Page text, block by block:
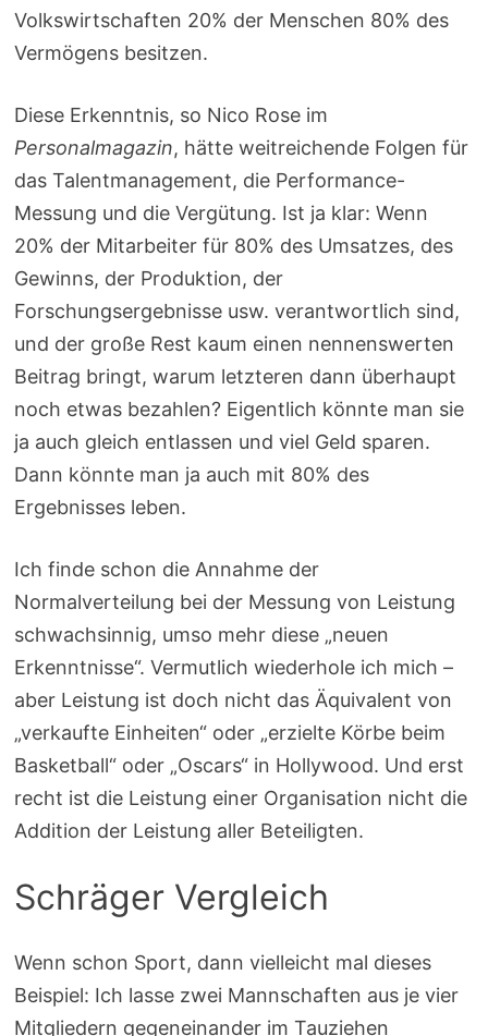
Volkswirtschaften 20% der Menschen 80% des
Vermögens besitzen.
Diese Erkenntnis, so Nico Rose im
Personalmagazin, hätte weitreichende Folgen für
das Talentmanagement, die Performance-
Messung und die Vergütung. Ist ja klar: Wenn
20% der Mitarbeiter für 80% des Umsatzes, des
Gewinns, der Produktion, der
Forschungsergebnisse usw. verantwortlich sind,
und der große Rest kaum einen nennenswerten
Beitrag bringt, warum letzteren dann überhaupt
noch etwas bezahlen? Eigentlich könnte man sie
ja auch gleich entlassen und viel Geld sparen.
Dann könnte man ja auch mit 80% des
Ergebnisses leben.
Ich finde schon die Annahme der
Normalverteilung bei der Messung von Leistung
schwachsinnig, umso mehr diese „neuen
Erkenntnisse“. Vermutlich wiederhole ich mich –
aber Leistung ist doch nicht das Äquivalent von
„verkaufte Einheiten“ oder „erzielte Körbe beim
Basketball“ oder „Oscars“ in Hollywood. Und erst
recht ist die Leistung einer Organisation nicht die
Addition der Leistung aller Beteiligten.
Schräger Vergleich
Wenn schon Sport, dann vielleicht mal dieses
Beispiel: Ich lasse zwei Mannschaften aus je vier
Mitgliedern gegeneinander im Tauziehen